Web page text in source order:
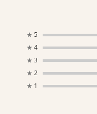
★ 5
★ 4
★ 3
★ 2
★ 1